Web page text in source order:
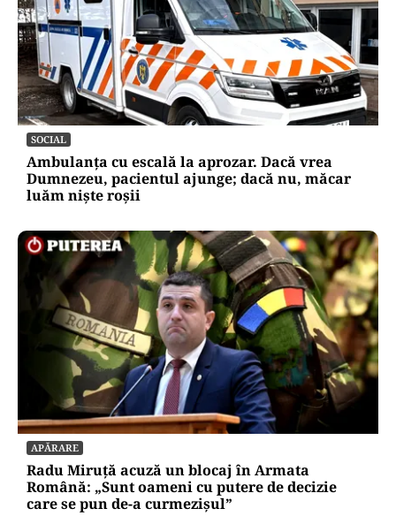
SOCIAL
Ambulanța cu escală la aprozar. Dacă vrea
Dumnezeu, pacientul ajunge; dacă nu, măcar
luăm niște roșii
APĂRARE
Radu Miruță acuză un blocaj în Armata
Română: „Sunt oameni cu putere de decizie
care se pun de-a curmezișul”